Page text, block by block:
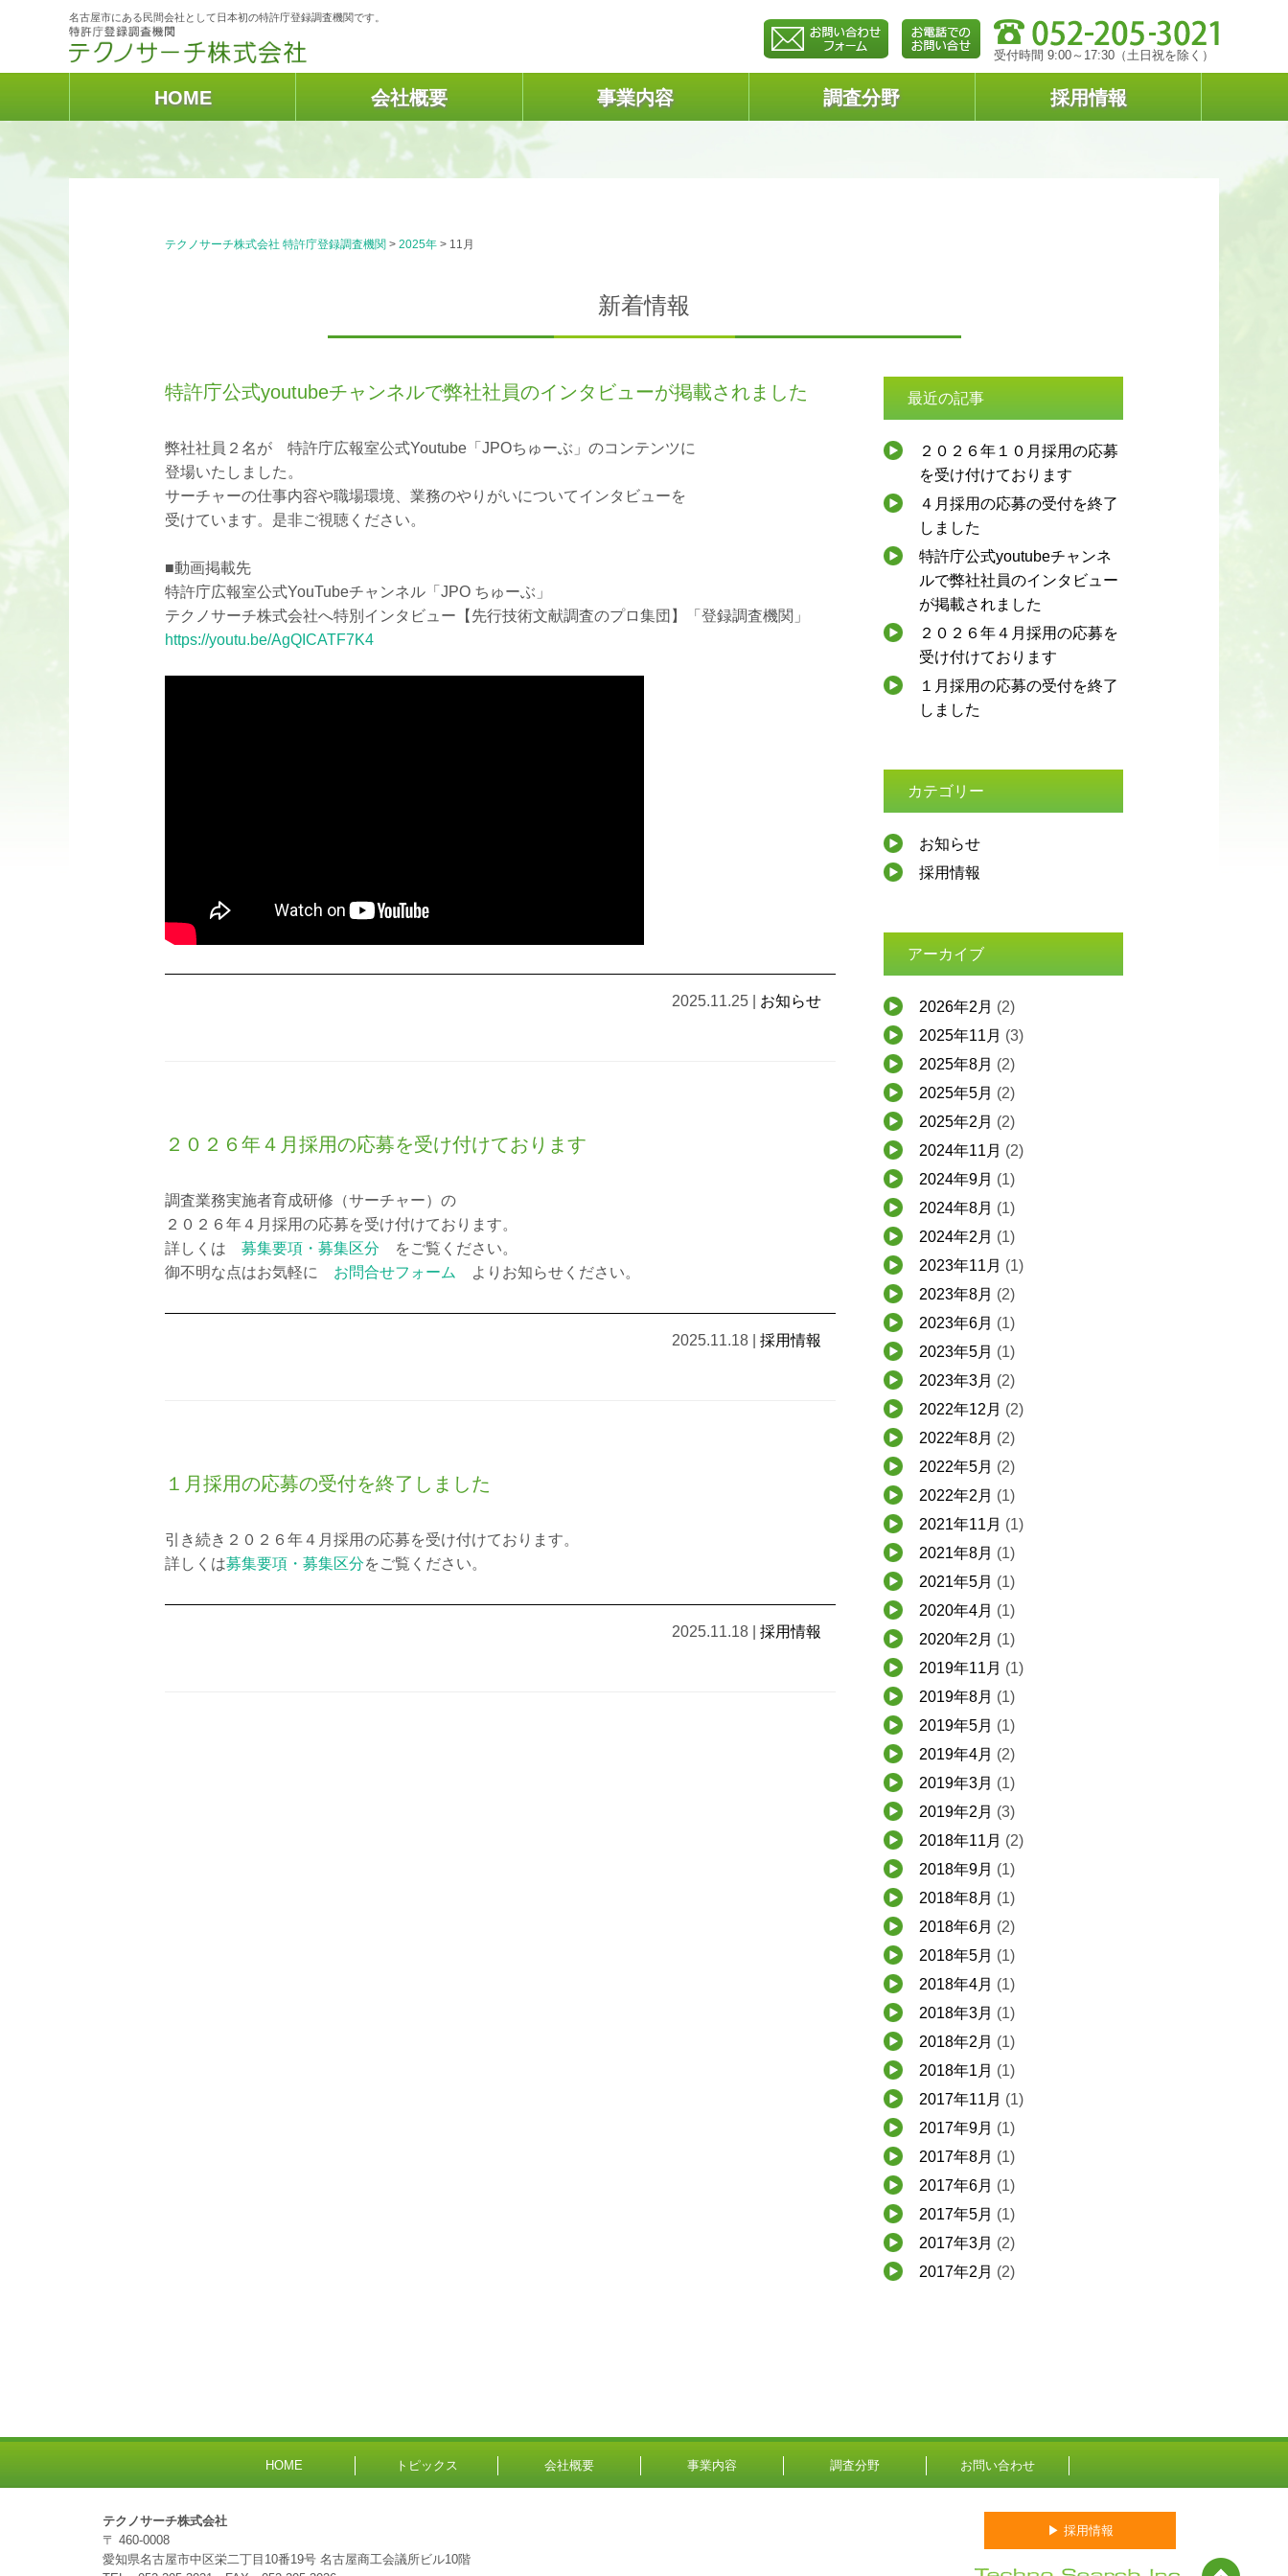
名古屋市にある民間会社として日本初の特許庁登録調査機関です。
受付時間 9:00～17:30（土日祝を除く）
HOME 会社概要 事業内容 調査分野 採用情報
テクノサーチ株式会社 特許庁登録調査機関 > 2025年 > 11月
新着情報
特許庁公式youtubeチャンネルで弊社社員のインタビューが掲載されました
弊社社員２名が 特許庁広報室公式Youtube「JPOちゅーぶ」のコンテンツに
登場いたしました。
サーチャーの仕事内容や職場環境、業務のやりがいについてインタビューを
受けています。是非ご視聴ください。
■動画掲載先
特許庁広報室公式YouTubeチャンネル「JPO ちゅーぶ」
テクノサーチ株式会社へ特別インタビュー【先行技術文献調査のプロ集団】「登録調査機関」
https://youtu.be/AgQICATF7K4
2025.11.25 お知らせ
２０２６年４月採用の応募を受け付けております
調査業務実施者育成研修（サーチャー）の
２０２６年４月採用の応募を受け付けております。
詳しくは 募集要項・募集区分 をご覧ください。
御不明な点はお気軽に お問合せフォーム よりお知らせください。
2025.11.18 採用情報
１月採用の応募の受付を終了しました
引き続き２０２６年４月採用の応募を受け付けております。
詳しくは募集要項・募集区分をご覧ください。
2025.11.18 採用情報
最近の記事
２０２６年１０月採用の応募
を受け付けております
４月採用の応募の受付を終了
しました
特許庁公式youtubeチャンネ
ルで弊社社員のインタビュー
が掲載されました
２０２６年４月採用の応募を
受け付けております
１月採用の応募の受付を終了
しました
カテゴリー
お知らせ
採用情報
アーカイブ
2026年2月 (2)
2025年11月 (3)
2025年8月 (2)
2025年5月 (2)
2025年2月 (2)
2024年11月 (2)
2024年9月 (1)
2024年8月 (1)
2024年2月 (1)
2023年11月 (1)
2023年8月 (2)
2023年6月 (1)
2023年5月 (1)
2023年3月 (2)
2022年12月 (2)
2022年8月 (2)
2022年5月 (2)
2022年2月 (1)
2021年11月 (1)
2021年8月 (1)
2021年5月 (1)
2020年4月 (1)
2020年2月 (1)
2019年11月 (1)
2019年8月 (1)
2019年5月 (1)
2019年4月 (2)
2019年3月 (1)
2019年2月 (3)
2018年11月 (2)
2018年9月 (1)
2018年8月 (1)
2018年6月 (2)
2018年5月 (1)
2018年4月 (1)
2018年3月 (1)
2018年2月 (1)
2018年1月 (1)
2017年11月 (1)
2017年9月 (1)
2017年8月 (1)
2017年6月 (1)
2017年5月 (1)
2017年3月 (2)
2017年2月 (2)
HOME トピックス 会社概要 事業内容 調査分野 お問い合わせ
テクノサーチ株式会社
〒 460-0008
愛知県名古屋市中区栄二丁目10番19号 名古屋商工会議所ビル10階
▶ 採用情報